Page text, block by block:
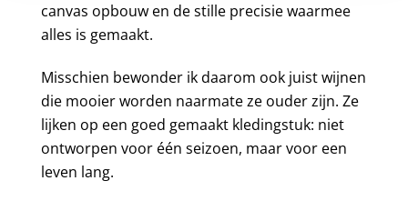
canvas opbouw en de stille precisie waarmee
alles is gemaakt.
Misschien bewonder ik daarom ook juist wijnen
die mooier worden naarmate ze ouder zijn. Ze
lijken op een goed gemaakt kledingstuk: niet
ontworpen voor één seizoen, maar voor een
leven lang.